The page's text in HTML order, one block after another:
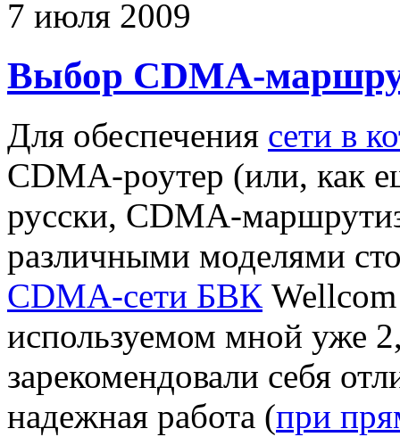
7 июля 2009
Выбор CDMA-
Для обеспечения сети в
CDMA-роутер (или, как
русски, CDMA-
различными моделями
CDMA-сети БВК
используемом мной уже
зарекомендовали себя
надежная работа (при